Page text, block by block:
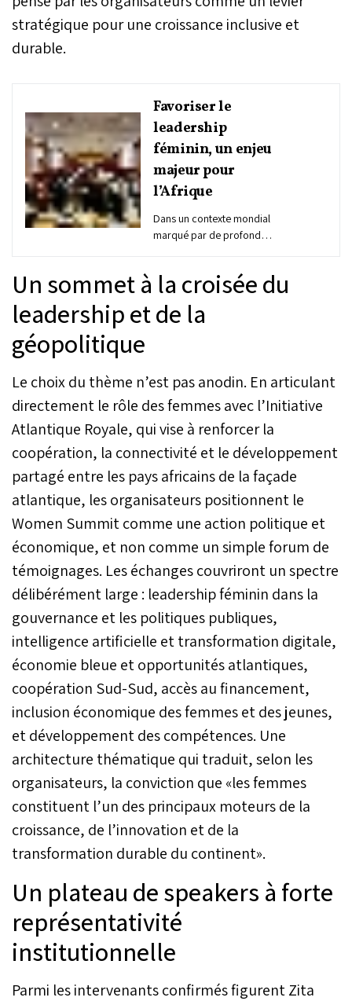
stratégique pour une croissance inclusive et
durable.
Favoriser le
leadership
féminin, un enjeu
majeur pour
l’Afrique
Dans un contexte mondial
marqué par de profondes
technologiques, le
demeure un levier
également un facteur
essentiel de prospérité
durable sur le continent.
C’est dans cet esprit que
semaine dernière à Rabat,
la 5e édition du Sommet
de l’Africanité, avec la
participation de
décideurs, d’experts et
d’acteurs institutionnels
venus de divers horizons.
Au-delà des échanges et
des constats, cette
rencontre a surtout mis en
lumière une conviction
forte : le temps est venu
de passer des discours
aux actes. Les
participantes ont ainsi
lancé un appel unanime à
l’action, invitant
gouvernements,
institutions, partenaires
internationaux, secteur
privé et société civile à
transformer les
recommandations
formulées en mesures
opérationnelles, capables
d’ancrer durablement
l’égalité et l’inclusion dans
les réalités du continent.
Un sommet à la croisée du
leadership et de la
géopolitique
Le choix du thème n’est pas anodin. En articulant
directement le rôle des femmes avec l’Initiative
Atlantique Royale, qui vise à renforcer la
coopération, la connectivité et le développement
partagé entre les pays africains de la façade
atlantique, les organisateurs positionnent le
Women Summit comme une action politique et
économique, et non comme un simple forum de
témoignages. Les échanges couvriront un spectre
délibérément large : leadership féminin dans la
gouvernance et les politiques publiques,
intelligence artificielle et transformation digitale,
économie bleue et opportunités atlantiques,
coopération Sud-Sud, accès au financement,
inclusion économique des femmes et des jeunes,
et développement des compétences. Une
architecture thématique qui traduit, selon les
organisateurs, la conviction que «les femmes
constituent l’un des principaux moteurs de la
croissance, de l’innovation et de la
transformation durable du continent».
Un plateau de speakers à forte
représentativité
institutionnelle
Parmi les intervenants confirmés figurent Zita